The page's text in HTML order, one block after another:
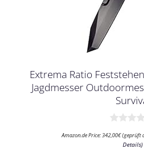
Extrema Ratio
Jagdmesser
v
Amazon.de Price:342,00€(geprüft
Details)